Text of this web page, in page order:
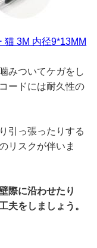
猫 3M 内径9*13MM
みついてケガをし
ードには耐久性の
引っ張ったりする
リスクが伴いま
際に沿わせたり
夫をしましょう。